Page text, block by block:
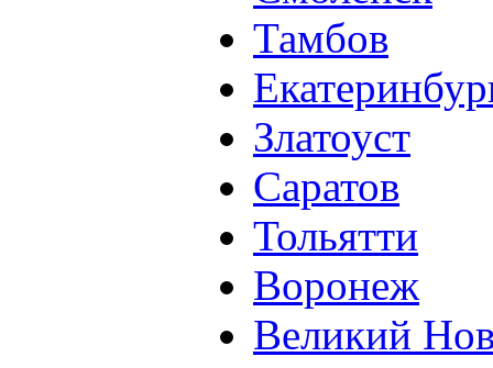
Тамбов
Златоуст
Саратов
Тольятти
Воронеж
Великий